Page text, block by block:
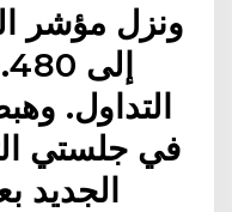
التداول.
في جلستي
الجديد